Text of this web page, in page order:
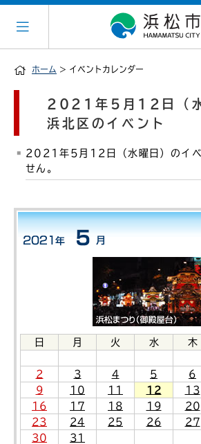
ホーム > イベントカレンダー
日 月 火 水 木
2
3 4 5 6
9
10 11 12 13
16
17 18 19 20
23
24 25 26 27
30
31
2021年5月12日（水
浜北区のイベント
2021年5月12日（水曜日）のイベ
せん。